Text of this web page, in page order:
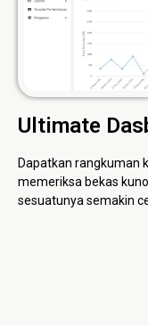
Ultimate
Dapatkan rangkuman
memeriksa bekas
sesuatunya semakin